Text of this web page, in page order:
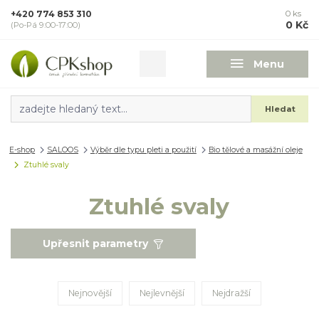
Menu
Hledat
+420 774 853 310
(Po-Pá 9:00-17:00)
0 ks
0 Kč
E-shop SALOOS Výběr dle typu pleti a použití
Bio tělové a masážní oleje
Ztuhlé svaly
Ztuhlé svaly
Upřesnit parametry
Nejnovější Nejlevnější Nejdražší